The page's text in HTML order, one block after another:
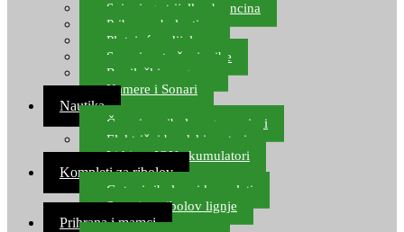
Spinning strijelke, brancina
Pribor za bolentino
Plutajuća odijela
Sonari za traženje ribe
Ronilački program
Kamere i Sonari
Nautika
Čamci za ribolov, gumenjaci
Električni brodski motori
Lithium ION akumulatori
Kompleti za ribolov
Gotovi ribolovni kompleti
Setovi za ribolov lignje
Prihrana i mamci